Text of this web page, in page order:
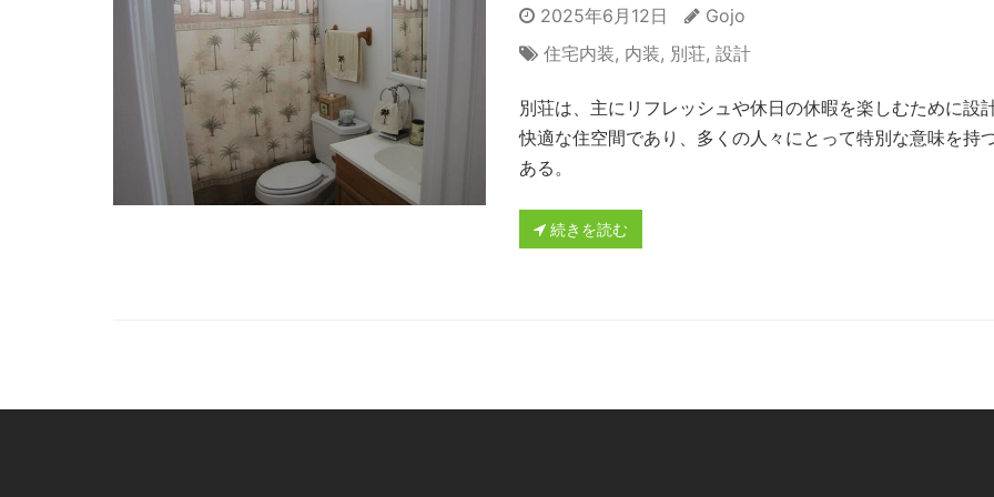
2025年6月12日
Gojo
住宅内装, 内装, 別荘, 設計
別荘は、主にリフレッシュや休日の休暇を楽しむために設
快適な住空間であり、多くの人々にとって特別な意味を持
ある。
続きを読む